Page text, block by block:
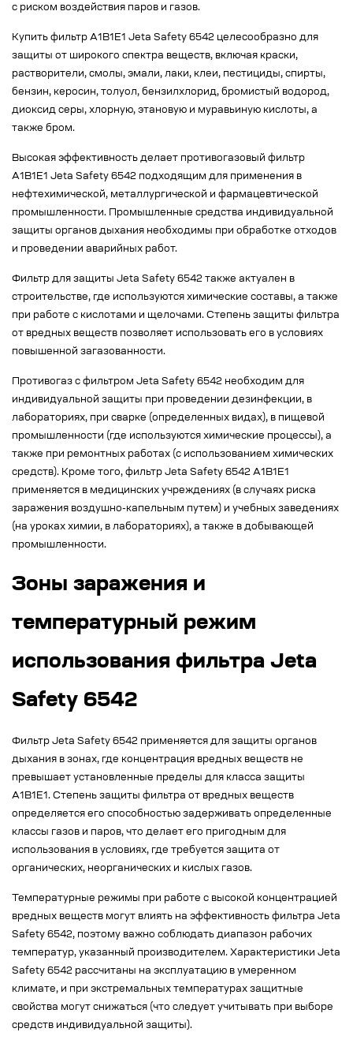
с риском воздействия паров и газов.
Купить фильтр A1B1E1 Jeta Safety 6542 целесообразно для
защиты от широкого спектра веществ, включая краски,
растворители, смолы, эмали, лаки, клеи, пестициды, спирты,
бензин, керосин, толуол, бензилхлорид, бромистый водород,
диоксид серы, хлорную, этановую и муравьиную кислоты, а
также бром.
Высокая эффективность делает противогазовый фильтр
A1B1E1 Jeta Safety 6542 подходящим для применения в
нефтехимической, металлургической и фармацевтической
промышленности. Промышленные средства индивидуальной
защиты органов дыхания необходимы при обработке отходов
и проведении аварийных работ.
Фильтр для защиты Jeta Safety 6542 также актуален в
строительстве, где используются химические составы, а также
при работе с кислотами и щелочами. Степень защиты фильтра
от вредных веществ позволяет использовать его в условиях
повышенной загазованности.
Противогаз с фильтром Jeta Safety 6542 необходим для
индивидуальной защиты при проведении дезинфекции, в
лабораториях, при сварке (определенных видах), в пищевой
промышленности (где используются химические процессы), а
также при ремонтных работах (с использованием химических
средств). Кроме того, фильтр Jeta Safety 6542 A1B1E1
применяется в медицинских учреждениях (в случаях риска
заражения воздушно-капельным путем) и учебных заведениях
(на уроках химии, в лабораториях), а также в добывающей
промышленности.
Зоны заражения и
температурный режим
использования фильтра Jeta
Safety 6542
Фильтр Jeta Safety 6542 применяется для защиты органов
дыхания в зонах, где концентрация вредных веществ не
превышает установленные пределы для класса защиты
A1B1E1. Степень защиты фильтра от вредных веществ
определяется его способностью задерживать определенные
классы газов и паров, что делает его пригодным для
использования в условиях, где требуется защита от
органических, неорганических и кислых газов.
Температурные режимы при работе с высокой концентрацией
вредных веществ могут влиять на эффективность фильтра Jeta
Safety 6542, поэтому важно соблюдать диапазон рабочих
температур, указанный производителем. Характеристики Jeta
Safety 6542 рассчитаны на эксплуатацию в умеренном
климате, и при экстремальных температурах защитные
свойства могут снижаться (что следует учитывать при выборе
средств индивидуальной защиты).